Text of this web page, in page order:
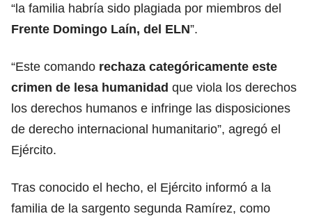
“la familia habría sido plagiada por miembros del
Frente Domingo Laín, del ELN”.
“Este comando rechaza categóricamente este
crimen de lesa humanidad que viola los derechos
los derechos humanos e infringe las disposiciones
de derecho internacional humanitario”, agregó el
Ejército.
Tras conocido el hecho, el Ejército informó a la
familia de la sargento segunda Ramírez, como